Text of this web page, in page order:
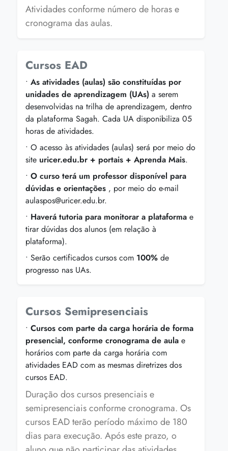
Atividades conforme número de horas e
cronograma das aulas.
Cursos EAD
•As atividades (aulas) são constituídas por
unidades de aprendizagem (UAs) a serem
desenvolvidas na trilha de aprendizagem, dentro
da plataforma Sagah. Cada UA disponibiliza 05
horas de atividades.
• O acesso às atividades (aulas) será por meio do
site uricer.edu.br + portais + Aprenda Mais.
•O curso terá um professor disponível para
dúvidas e orientações , por meio do e-mail
aulaspos@uricer.edu.br.
• Haverá tutoria para monitorar a plataforma e
tirar dúvidas dos alunos (em relação à
plataforma).
• Serão certificados cursos com 100% de
progresso nas UAs.
Cursos Semipresenciais
•Cursos com parte da carga horária de forma
presencial, conforme cronograma de aula e
horários com parte da carga horária com
atividades EAD com as mesmas diretrizes dos
cursos EAD.
Duração dos cursos presenciais e
semipresenciais conforme cronograma. Os
cursos EAD terão período máximo de 180
dias para execução. Após este prazo, o